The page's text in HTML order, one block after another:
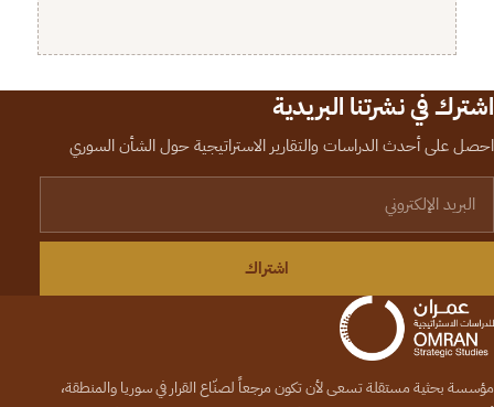
اشترك في نشرتنا البريدية
احصل على أحدث الدراسات والتقارير الاستراتيجية حول الشأن السوري
اشتراك
مؤسسة بحثية مستقلة تسعى لأن تكون مرجعاً لصنّاع القرار في سوريا والمنطقة،